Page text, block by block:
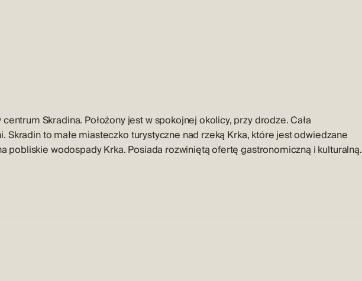
Skradina. Położony jest w spokojnej okolicy, przy drodze. Cała
Skradin to małe miasteczko turystyczne nad rzeką Krka, które jest odwiedzane
pobliskie wodospady Krka. Posiada rozwiniętą ofertę gastronomiczną i kulturalną.